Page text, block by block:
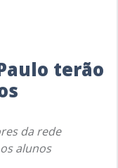
terão
da rede
alunos